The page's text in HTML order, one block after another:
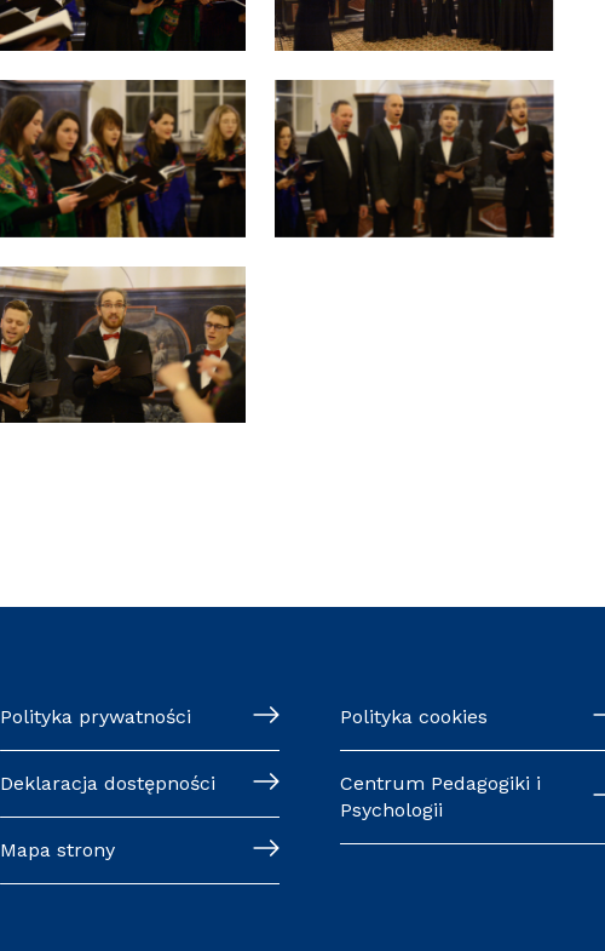
Polityka prywatności
Deklaracja dostępności
Mapa strony
Polityka cookies
Centrum Pedagogiki i
Psychologii